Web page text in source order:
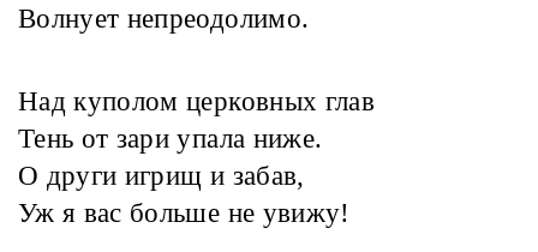
Волнует непреодолимо.
Над куполом церковных глав
Тень от зари упала ниже.
О други игрищ и забав,
Уж я вас больше не увижу!